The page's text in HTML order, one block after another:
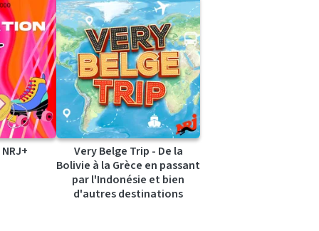
Very Belge Trip - De la
Bolivie à la Grèce en passant
par l'Indonésie et bien
d'autres destinations